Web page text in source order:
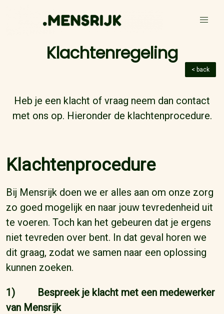
Klachtenregeling
< back
Heb je een klacht of vraag neem dan contact
met ons op. Hieronder de klachtenprocedure.
Klachtenprocedure
Bij Mensrijk doen we er alles aan om onze zorg
zo goed mogelijk en naar jouw tevredenheid uit
te voeren. Toch kan het gebeuren dat je ergens
niet tevreden over bent. In dat geval horen we
dit graag, zodat we samen naar een oplossing
kunnen zoeken.
1) Bespreek je klacht met een medewerker
van Mensrijk